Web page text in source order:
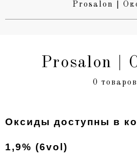
Prosalon |
Prosalon |
0 товаров
Оксиды доступны в
1,9% (6vol)